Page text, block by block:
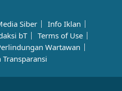
Siber
Info Iklan
bT
Terms of Use
Wartawan
Transparansi